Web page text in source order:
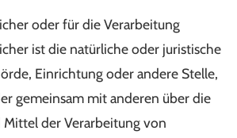
oder für die Verarbeitung
ist die natürliche oder juristische
Einrichtung oder andere Stelle,
gemeinsam mit anderen über die
Mittel der Verarbeitung von